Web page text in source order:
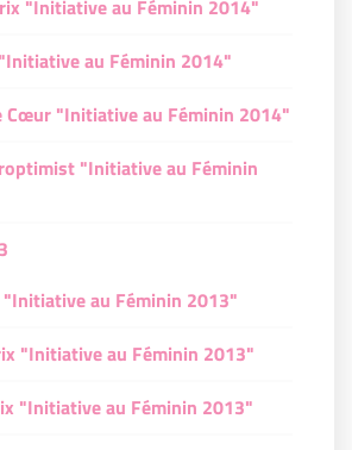
"Initiative au Féminin 2014"
au Féminin 2014"
Cœur "Initiative au Féminin 2014"
"Initiative au Féminin
au Féminin 2013"
"Initiative au Féminin 2013"
"Initiative au Féminin 2013"